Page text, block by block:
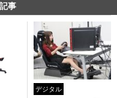
事
デジタル